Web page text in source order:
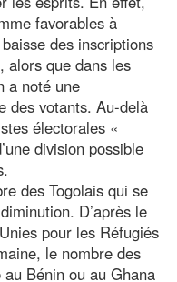
favorables à
des inscriptions
alors que dans les
a noté une
des votants. Au-delà
électorales «
division possible
des Togolais qui se
D’après le
pour les Réfugiés
le nombre des
Bénin ou au Ghana